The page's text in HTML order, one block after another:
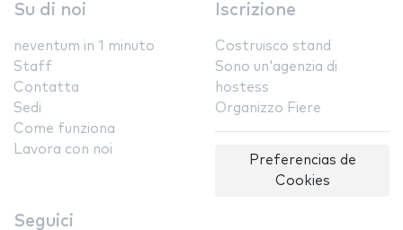
Su di noi
neventum in 1 minuto
Staff
Contatta
Sedi
Come funziona
Lavora con noi
Iscrizione
Costruisco stand
Sono un'agenzia di
hostess
Organizzo Fiere
Preferencias de
Cookies
Seguici